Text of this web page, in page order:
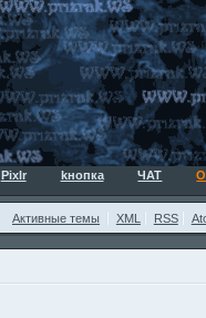
Pixlr kнопка ЧАТ
Активные темы XML RSS